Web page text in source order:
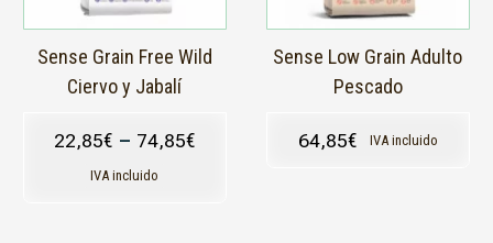
Sense Grain Free Wild
Ciervo y Jabalí
22,85€ – 74,85€
IVA incluido
elegir
en
página
producto
Sense Low Grain Adulto
Pescado
64,85€ IVA incluido
pueden
elegir
en
producto